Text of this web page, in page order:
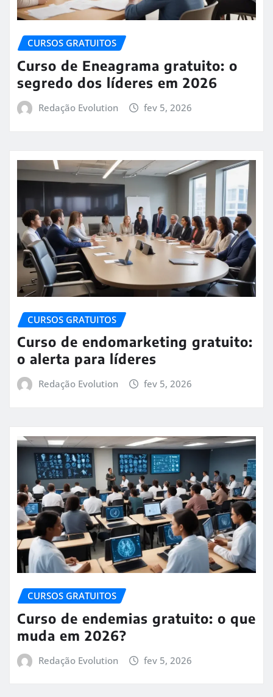
CURSOS GRATUITOS
Curso de Eneagrama gratuito: o
segredo dos líderes em 2026
Redação Evolution fev 5, 2026
CURSOS GRATUITOS
Curso de endomarketing gratuito:
o alerta para líderes
Redação Evolution fev 5, 2026
CURSOS GRATUITOS
Curso de endemias gratuito: o que
muda em 2026?
Redação Evolution fev 5, 2026